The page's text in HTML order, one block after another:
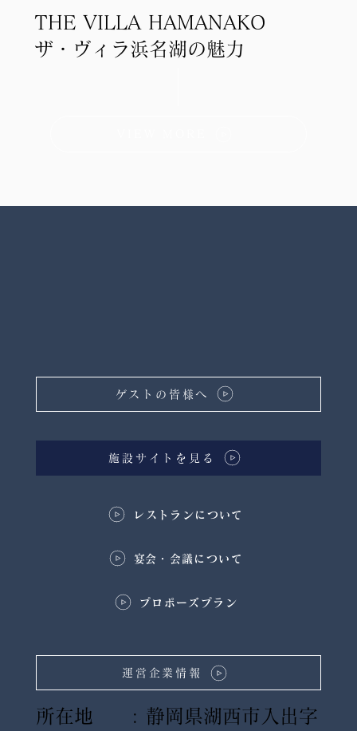
THE VILLA HAMANAKO
ザ・ヴィラ浜名湖の魅力
所在地 : 静岡県湖西市入出字
施設サイトを見る
ゲストの皆様へ
運営企業情報
​宴会・会議について
プロポーズプラン
レストランについて